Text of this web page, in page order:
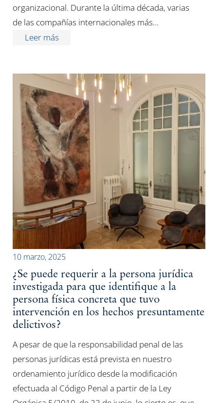
organizacional. Durante la última década, varias
de las compañías internacionales más…
Leer más
10 marzo, 2025
¿Se puede requerir a la persona jurídica
investigada para que identifique a la
persona física concreta que tuvo
intervención en los hechos presuntamente
delictivos?
A pesar de que la responsabilidad penal de las
personas jurídicas está prevista en nuestro
ordenamiento jurídico desde la modificación
efectuada al Código Penal a partir de la Ley